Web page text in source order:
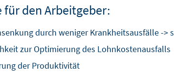
für den Arbeitgeber:
durch weniger Krankheitsausfälle -
zur Optimierung des Lohnkostenausfalls
der Produktivität